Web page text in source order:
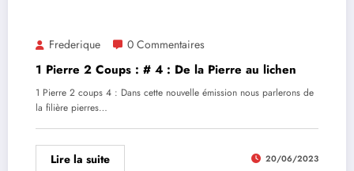
Frederique 0 Commentaires
1 Pierre 2 Coups : # 4 : De la Pierre au lichen
1 Pierre 2 coups 4 : Dans cette nouvelle émission nous parlerons de
la filière pierres…
Lire la suite 20/06/2023